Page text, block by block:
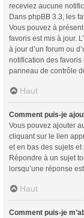
receviez aucune
Dans phpBB 3.3, les
Vous pouvez à
favoris est mis à jour.
à jour d’un forum ou
notification des
panneau de contrôle
Haut
Comment puis-je
Vous pouvez ajouter
cliquant sur le lien
et en bas des sujets et
Répondre à un sujet
lorsqu’une réponse
Haut
Comment puis-je